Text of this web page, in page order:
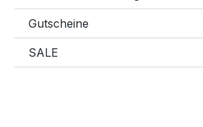
Gutscheine
SALE